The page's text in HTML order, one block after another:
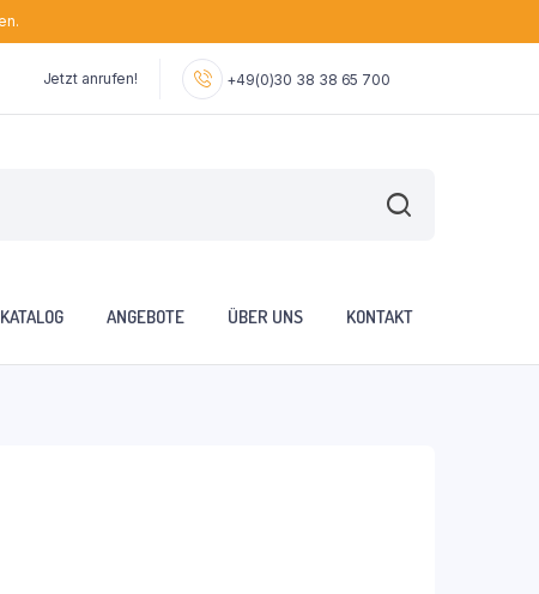
Jetzt anrufen! +49(0)30 38 38 65 700
ANGEBOTE ÜBER UNS KONTAKT